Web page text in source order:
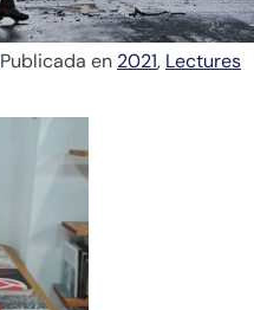
Publicada en 2021, Lectures